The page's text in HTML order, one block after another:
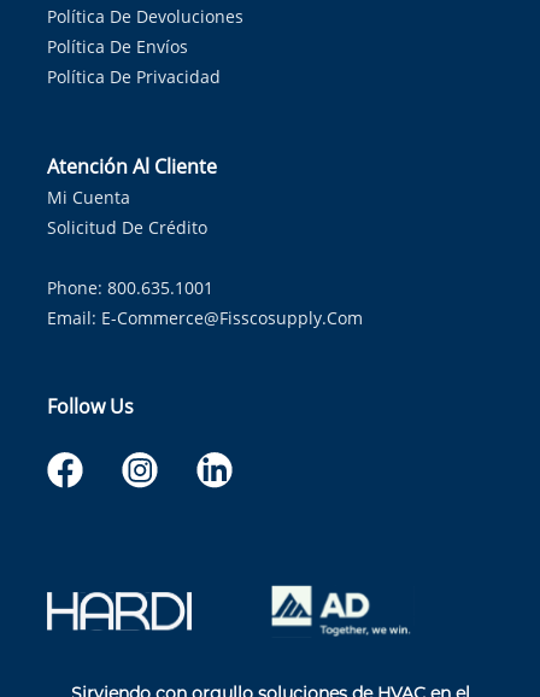
Política De Devoluciones
Política De Envíos
Política De Privacidad
Atención Al Cliente
Mi Cuenta
Solicitud De Crédito
Phone: 800.635.1001
Email: E-Commerce@fisscosupply.com
Follow Us